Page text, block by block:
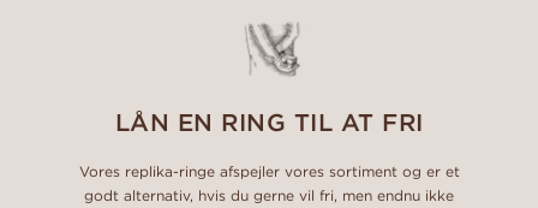
LÅN EN RING TIL AT FRI
Vores replika-ringe afspejler vores sortiment og er et
godt alternativ, hvis du gerne vil fri, men endnu ikke